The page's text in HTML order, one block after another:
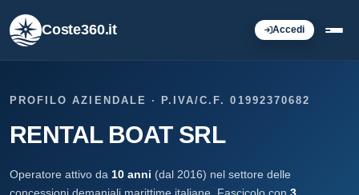
Coste360.it Accedi
PROFILO AZIENDALE · P.IVA/C.F. 01992370682
RENTAL BOAT SRL
Operatore attivo da 10 anni (dal 2016) nel settore delle